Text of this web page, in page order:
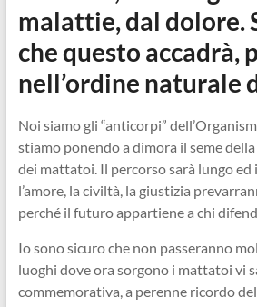
malattie, dal dolore.
che questo accadrà,
nell’ordine naturale
Noi siamo gli “anticorpi”
stiamo ponendo a dimora il seme
dei mattatoi. Il percorso sarà lungo ed
l’amore, la civiltà, la giustizia
perché il futuro appartiene a chi
Io sono sicuro che non passeranno
luoghi dove ora sorgono i mattatoi vi
commemorativa, a perenne ricordo